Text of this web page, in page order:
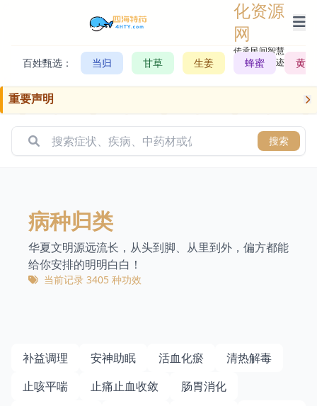
化资源
网
传承民间智慧，
记录历史轨迹
百姓甄选： 当归 甘草 生姜 蜂蜜 黄芪
重要声明
搜索
病种归类
华夏文明源远流长，从头到脚、从里到外，偏方都能
给你安排的明明白白！
当前记录 3405 种功效
补益调理 安神助眠 活血化瘀
清热解毒
止咳平喘
止痛止血收敛
肠胃消化